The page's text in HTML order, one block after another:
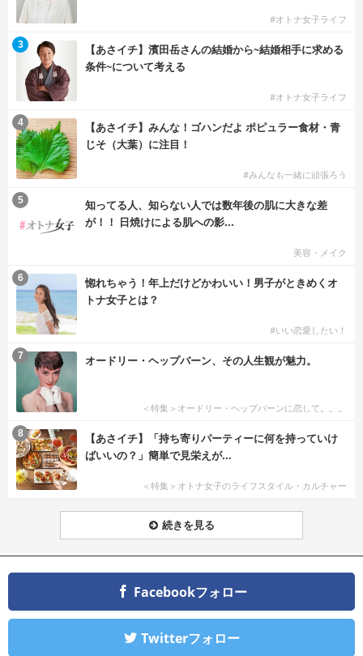
#オトナ女子ライフ
【あさイチ】濱田岳さんの結婚から~結婚相手に求める
条件~について考える
#オトナ女子ライフ
3
【あさイチ】みんな！ゴハンだよ ポピュラー食材・青
じそ（大葉）に注目！
#みんなも一緒に頑張ろう
4
知ってる人、知らない人では数年後の肌に大きな差
が！！ 日焼けによる肌への影...
美容・メイク
5
惚れちゃう！年上だけどかわいい！男子がときめくオ
トナ女子とは？
#いい恋愛したい！
6
オードリー・ヘップバーン、その人生観が魅力。
＜特集＞オードリー・ヘップバーンに恋して。。。
7
【あさイチ】「持ち寄りパーティーに何を持っていけ
ばいいの？」簡単で見栄えが...
＜特集＞オトナ女子のライフスタイル・カルチャー
8
続きを見る
Facebookフォロー
Twitterフォロー